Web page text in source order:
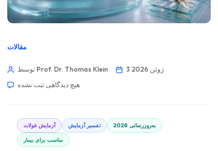
مقالات
توسط Prof. Dr. Thomas Klein
3 ژوئن 2026
هیچ دیدگاهی ثبت نشده
آزمایش فولات تفسیر آزمایش به‌روزرسانی 2026
مناسب برای بیمار